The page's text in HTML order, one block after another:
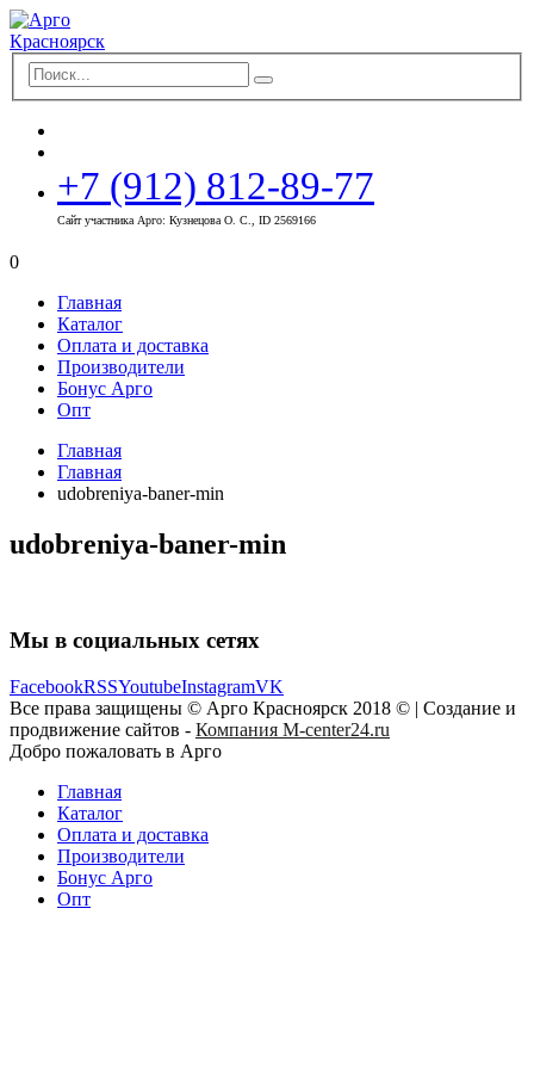
+7 (912) 812-89-77
Сайт участника Арго: Кузнецова О. С., ID 2569166
0
Главная
Каталог
Оплата и доставка
Производители
Бонус Арго
Опт
Главная
Главная
udobreniya-baner-min
udobreniya-baner-min
Мы в социальных сетях
FacebookRSSYoutubeInstagramVK
Все права защищены © Арго Красноярск 2018 © | Создание и
продвижение сайтов - Компания M-center24.ru
Добро пожаловать в Арго
Главная
Каталог
Оплата и доставка
Производители
Бонус Арго
Опт